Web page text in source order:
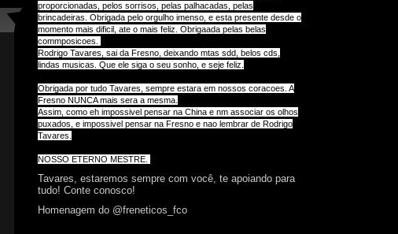
proporcionadas, pelos sorrisos, pelas palhacadas, pelas
brincadeiras. Obrigada pelo orgulho imenso, e esta presente desde o
momento mais dificil, ate o mais feliz. Obrigaada pelas belas
commposicoes.
Rodrigo Tavares, sai da Fresno, deixando mtas sdd, belos cds,
lindas musicas. Que ele siga o seu sonho, e seje feliz.
Obrigada por tudo Tavares, sempre estara em nossos coracoes. A
Fresno NUNCA mais sera a mesma.
Assim, como eh impossivel pensar na China e nm associar os olhos
puxados, e impossivel pensar na Fresno e nao lembrar de Rodrigo
Tavares.
NOSSO ETERNO MESTRE.
Tavares, estaremos sempre com você, te apoiando para
tudo! Conte conosco!
Homenagem do @freneticos_fco